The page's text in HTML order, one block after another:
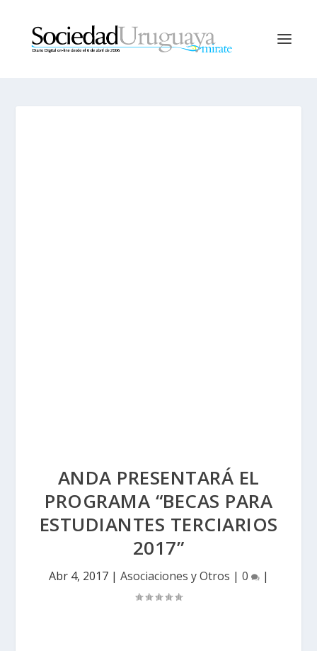
ANDA PRESENTARÁ EL
PROGRAMA “BECAS PARA
ESTUDIANTES TERCIARIOS
2017”
Abr 4, 2017| Asociaciones y Otros | 0 |